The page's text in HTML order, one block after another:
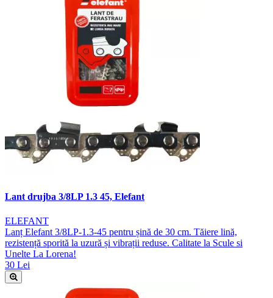
Lant drujba 3/8LP 1.3 45, Elefant
ELEFANT
Lanț Elefant 3/8LP-1.3-45 pentru șină de 30 cm. Tăiere lină,
rezistență sporită la uzură și vibrații reduse. Calitate la Scule si
Unelte La Lorena!
30 Lei